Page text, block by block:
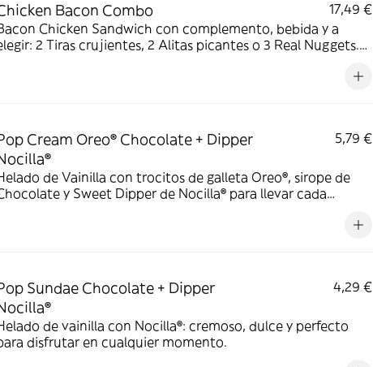
Bacon Combo
17,49 €
Chicken Sandwich con complemento, bebida y a
2 Tiras crujientes, 2 Alitas picantes o 3 Real Nuggets.
Cream Oreo® Chocolate + Dipper
5,79 €
de Vainilla con trocitos de galleta Oreo®, sirope de
y Sweet Dipper de Nocilla® para llevar cada
Sundae Chocolate + Dipper
4,29 €
de vainilla con Nocilla®: cremoso, dulce y perfecto
disfrutar en cualquier momento.